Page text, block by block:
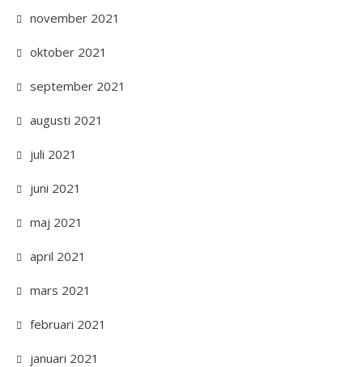
november 2021
oktober 2021
september 2021
augusti 2021
juli 2021
juni 2021
maj 2021
april 2021
mars 2021
februari 2021
januari 2021